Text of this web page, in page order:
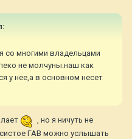
со многими владельцами
не молчуны.наш как
у нее,а в основном несет
, но я ничуть не
ГАВ можно услышать